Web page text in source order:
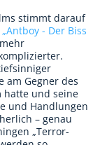
stimmt darauf
„Antboy - Der Biss
am Gegner des
hatte und seine
und Handlungen
– genau
„Terror-